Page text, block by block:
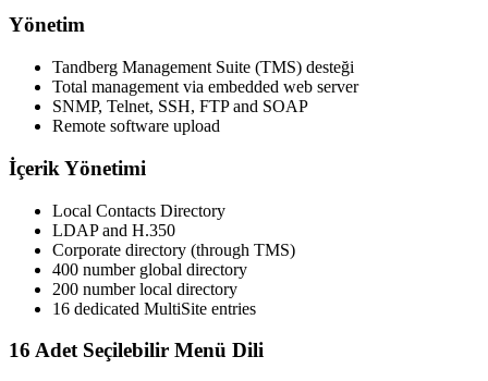
Yönetim
Tandberg Management Suite (TMS) desteği
Total management via embedded web server
SNMP, Telnet, SSH, FTP and SOAP
Remote software upload
İçerik Yönetimi
Local Contacts Directory
LDAP and H.350
Corporate directory (through TMS)
400 number global directory
200 number local directory
16 dedicated MultiSite entries
16 Adet Seçilebilir Menü Dili